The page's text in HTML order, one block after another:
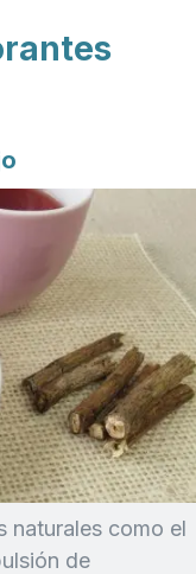
naturales como el
de